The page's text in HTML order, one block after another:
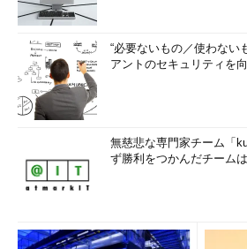
“必要ないもの／使わない
アントのセキュリティを
無慈悲な専門家チーム「
ず勝利をつかんだチーム